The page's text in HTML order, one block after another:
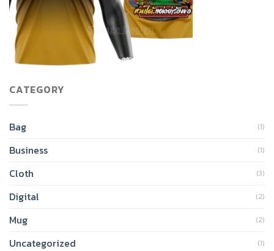
CATEGORY
Bag (1)
Business (1)
Cloth (3)
Digital (2)
Mug (2)
Uncategorized (1)